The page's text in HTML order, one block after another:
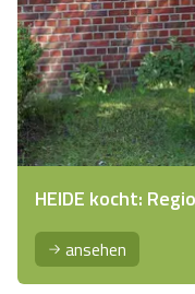
HEIDE kocht:
ansehen